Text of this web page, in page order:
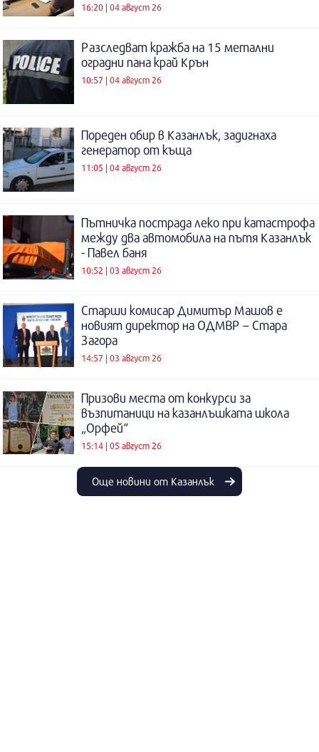
16:20 | 04 август 26
Разследват кражба на 15 метални
оградни пана край Крън
10:57 | 04 август 26
Пореден обир в Казанлък, задигнаха
генератор от къща
11:05 | 04 август 26
Пътничка пострада леко при катастрофа
между два автомобила на пътя Казанлък
- Павел баня
10:52 | 03 август 26
Старши комисар Димитър Машов е
новият директор на ОДМВР – Стара
Загора
14:57 | 03 август 26
Призови места от конкурси за
възпитаници на казанлъшката школа
„Орфей“
15:14 | 05 август 26
Още новини от Казанлък